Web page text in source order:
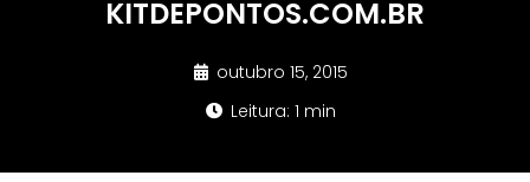
KITDEPONTOS.COM.BR
outubro 15, 2015
Leitura: 1 min